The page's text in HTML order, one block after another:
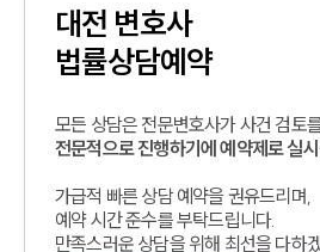
대전 변호사
법률상담예약
모든 상담은 전문변호사가 사건 검토
전문적으로 진행하기에 예약제로 실
가급적 빠른 상담 예약을 권유드리며,
예약 시간 준수를 부탁드립니다.
만족스러운 상담을 위해 최선을 다하